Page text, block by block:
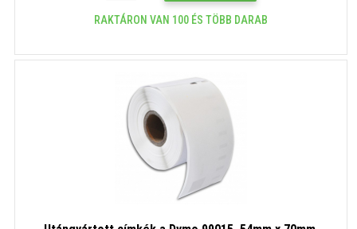
RAKTÁRON VAN 100 ÉS TÖBB DARAB